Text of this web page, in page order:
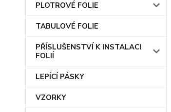
PLOTROVÉ FOLIE
TABULOVÉ FOLIE
PŘÍSLUŠENSTVÍ K INSTALACI
FOLIÍ
LEPÍCÍ PÁSKY
VZORKY